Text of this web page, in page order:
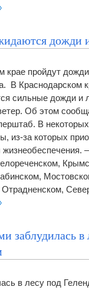
дожди
крае пройдут
В Краснодарском
сильные дожди и
Об этом
В
из-за которых
Отрадненском,
заблудилась в
в лесу под